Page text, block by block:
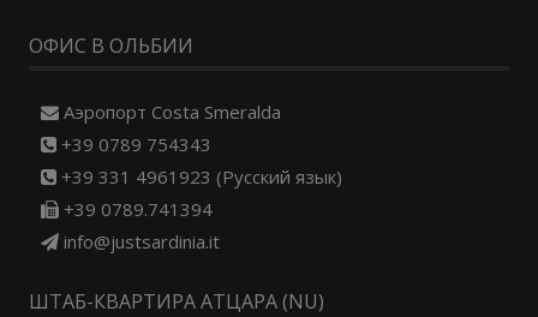
ОФИС В ОЛЬБИИ
Aэропорт Costa Smeralda
+39 0789 754343
+39 331 4961923 (Русский язык)
+39 0789.741394
info@justsardinia.it
ШТАБ-КВАРТИРА АТЦАРА (NU)